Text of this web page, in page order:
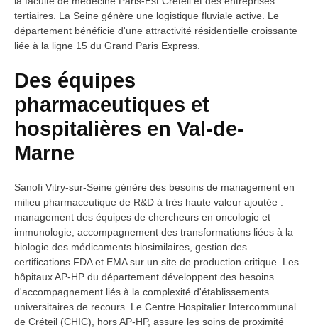
tertiaires. La Seine génère une logistique fluviale active. Le
département bénéficie d'une attractivité résidentielle croissante
liée à la ligne 15 du Grand Paris Express.
Des équipes
pharmaceutiques et
hospitalières en Val-de-
Marne
Sanofi Vitry-sur-Seine génère des besoins de management en
milieu pharmaceutique de R&D à très haute valeur ajoutée :
management des équipes de chercheurs en oncologie et
immunologie, accompagnement des transformations liées à la
biologie des médicaments biosimilaires, gestion des
certifications FDA et EMA sur un site de production critique. Les
hôpitaux AP-HP du département développent des besoins
d'accompagnement liés à la complexité d'établissements
universitaires de recours. Le Centre Hospitalier Intercommunal
de Créteil (CHIC), hors AP-HP, assure les soins de proximité